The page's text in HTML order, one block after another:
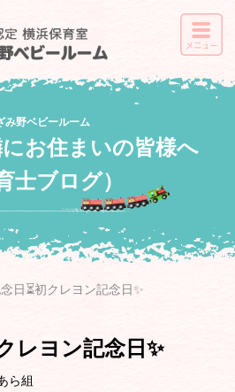
み野ベビールーム
お住まいの皆様へ
士ブログ）
日⏳初クレヨン記念日✨
レヨン記念日✨
ら組